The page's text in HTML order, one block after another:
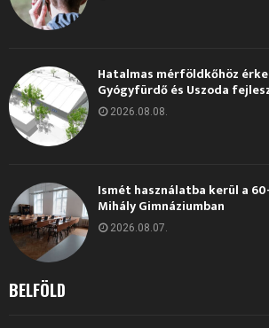
Hatalmas mérföldkőhöz
Gyógyfürdő és Uszoda
2026.08.08.
Ismét használatba kerül a
Mihály Gimnáziumban
2026.08.07.
BELFÖLD